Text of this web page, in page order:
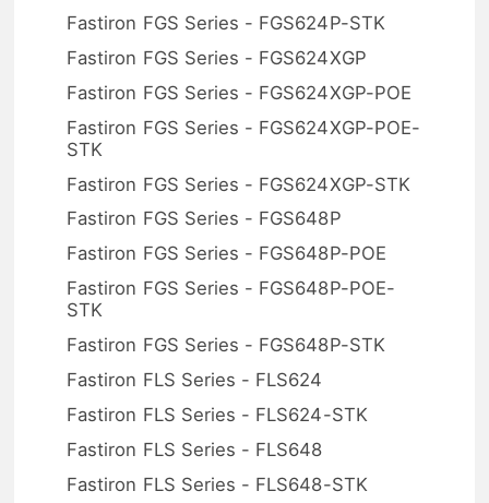
Fastiron FGS Series - FGS624P-STK
Fastiron FGS Series - FGS624XGP
Fastiron FGS Series - FGS624XGP-POE
Fastiron FGS Series - FGS624XGP-POE-
STK
Fastiron FGS Series - FGS624XGP-STK
Fastiron FGS Series - FGS648P
Fastiron FGS Series - FGS648P-POE
Fastiron FGS Series - FGS648P-POE-
STK
Fastiron FGS Series - FGS648P-STK
Fastiron FLS Series - FLS624
Fastiron FLS Series - FLS624-STK
Fastiron FLS Series - FLS648
Fastiron FLS Series - FLS648-STK